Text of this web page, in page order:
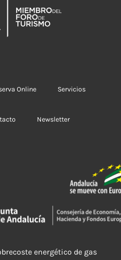
Online Servicios
Newsletter
energético de gas